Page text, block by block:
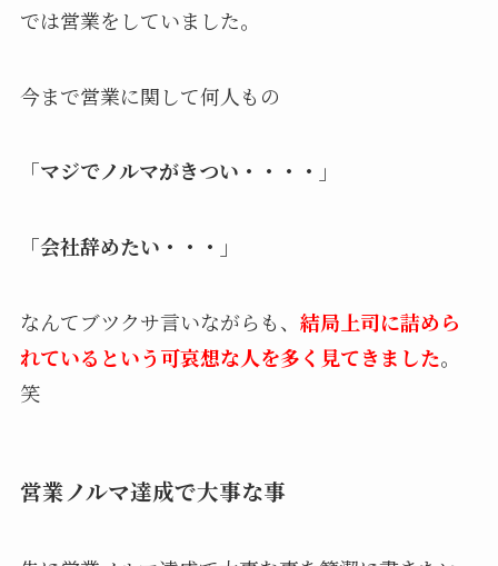
では営業をしていました。
今まで営業に関して何人もの
「マジでノルマがきつい・・・・」
「会社辞めたい・・・」
なんてブツクサ言いながらも、 結局上司に詰めら
れているという可哀想な人を多く見てきました。
笑
営業ノルマ達成で大事な事